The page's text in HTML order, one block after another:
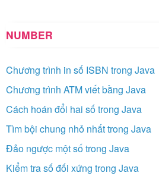
NUMBER
Chương trình in số ISBN trong Java
Chương trình ATM viết bằng Java
Cách hoán đổi hai số trong Java
Tìm bội chung nhỏ nhất trong Java
Đảo ngược một số trong Java
Kiểm tra số đối xứng trong Java